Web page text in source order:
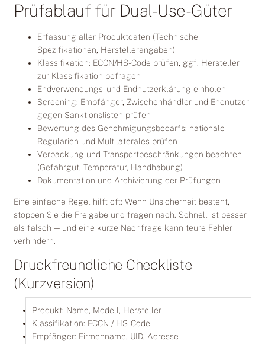
Prüfablauf für Dual-Use-Güter
Erfassung aller Produktdaten (Technische
Spezifikationen, Herstellerangaben)
Klassifikation: ECCN/HS-Code prüfen, ggf. Hersteller
zur Klassifikation befragen
Endverwendungs- und Endnutzerklärung einholen
Screening: Empfänger, Zwischenhändler und Endnutzer
gegen Sanktionslisten prüfen
Bewertung des Genehmigungsbedarfs: nationale
Regularien und Multilaterales prüfen
Verpackung und Transportbeschränkungen beachten
(Gefahrgut, Temperatur, Handhabung)
Dokumentation und Archivierung der Prüfungen
Eine einfache Regel hilft oft: Wenn Unsicherheit besteht,
stoppen Sie die Freigabe und fragen nach. Schnell ist besser
als falsch — und eine kurze Nachfrage kann teure Fehler
verhindern.
Druckfreundliche Checkliste
(Kurzversion)
Produkt: Name, Modell, Hersteller
Klassifikation: ECCN / HS-Code
Empfänger: Firmenname, UID, Adresse